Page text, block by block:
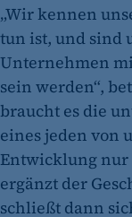
Session-
Benutzer-
oder
Cookie
Session
Cookie
Name:
„Wir kennen
tun ist, und sind
Unternehmen
sein werden“,
braucht es die
eines jeden von
Entwicklung nur
ergänzt der
schließt dann